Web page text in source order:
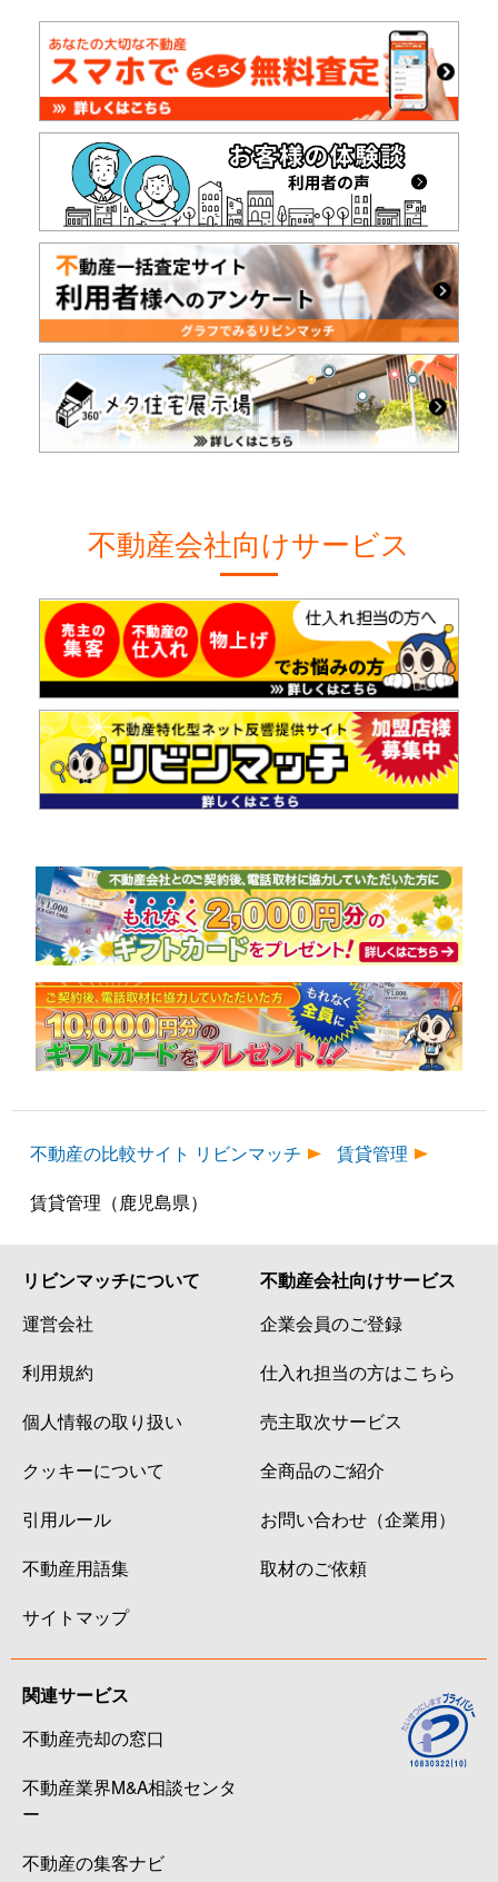
不動産会社向けサービス
不動産の比較サイト リビンマッチ
賃貸管理
賃貸管理（鹿児島県）
リビンマッチについて
運営会社
利用規約
個人情報の取り扱い
クッキーについて
引用ルール
不動産用語集
サイトマップ
不動産会社向けサービス
企業会員のご登録
仕入れ担当の方はこちら
売主取次サービス
全商品のご紹介
お問い合わせ（企業用）
取材のご依頼
関連サービス
不動産売却の窓口
不動産業界M&A相談センタ
ー
不動産の集客ナビ